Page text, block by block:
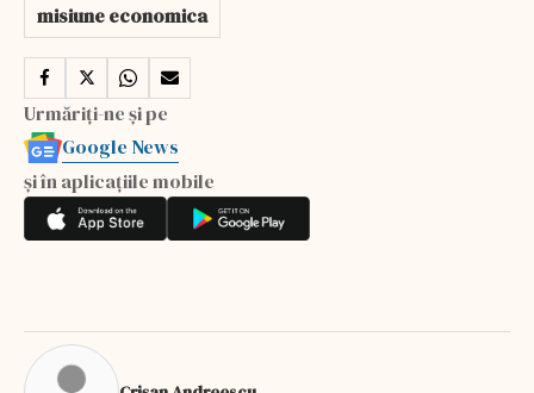
misiune economica
Urmăriți-ne și pe
Google News
și în aplicațiile mobile